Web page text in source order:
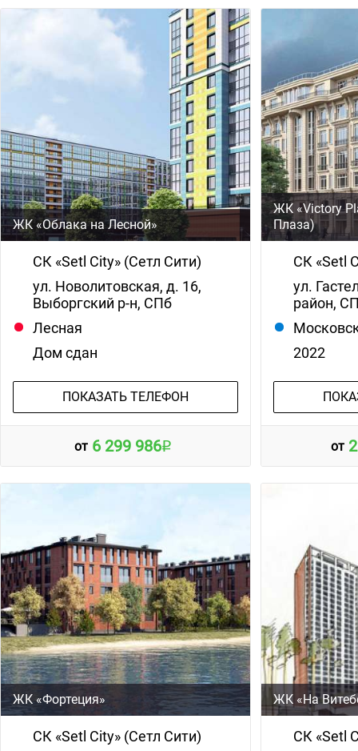
ЖК «Облака на Лесной»
СК «Setl City» (Сетл Сити)
ул. Новолитовская, д. 16,
Выборгский р-н, СПб
Лесная
Дом сдан
ПОКАЗАТЬ ТЕЛЕФОН
от 6 299 986
ЖК «Victory
Плаза)
СК «Setl
ул.
район,
2022
от
ЖК «Фортеция»
СК «Setl City» (Сетл Сити)
ЖК «На
СК «Setl